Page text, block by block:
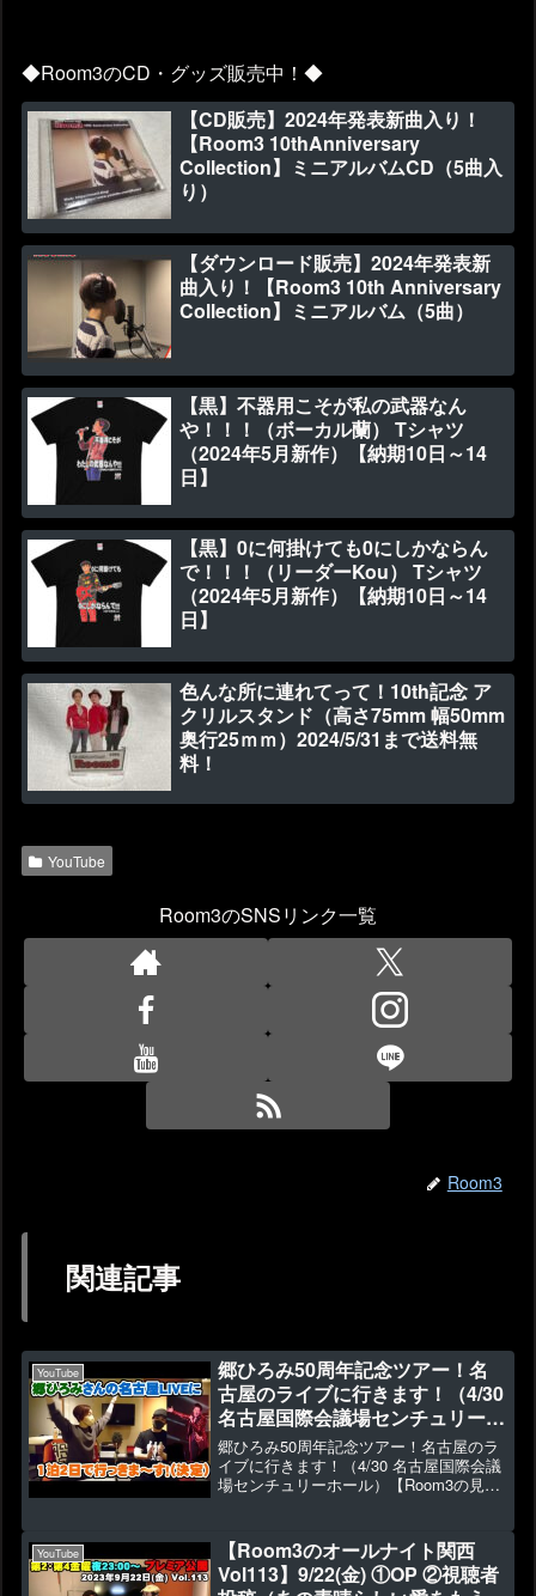
◆Room3のCD・グッズ販売中！◆
【CD販売】2024年発表新曲入り！
【Room3 10thAnniversary
Collection】ミニアルバムCD（5曲入
り）
【ダウンロード販売】2024年発表新
曲入り！【Room3 10th Anniversary
Collection】ミニアルバム（5曲）
【黒】不器用こそが私の武器なん
や！！！（ボーカル蘭） Tシャツ
（2024年5月新作）【納期10日～14
日】
【黒】0に何掛けても0にしかならん
で！！！（リーダーKou） Tシャツ
（2024年5月新作）【納期10日～14
日】
色んな所に連れてって！10th記念 ア
クリルスタンド（高さ75mm 幅50mm
奥行25ｍｍ）2024/5/31まで送料無
料！
YouTube
Room3のSNSリンク一覧
Room3
関連記事
YouTube
郷ひろみ50周年記念ツアー！名
古屋のライブに行きます！（4/30
名古屋国際会議場センチュリーホ
ール）【Room3の見れるラジ
オ】 （お嫁サンバ
GOLDFINGER’99 2億4千万の
郷ひろみ50周年記念ツアー！名古屋のラ
イブに行きます！（4/30 名古屋国際会議
場センチュリーホール）【Room3の見れ
▶3738 👍115【Room3 新作T...
YouTube
【Room3のオールナイト関西
Vol113】9/22(金) ①OP ②視聴者